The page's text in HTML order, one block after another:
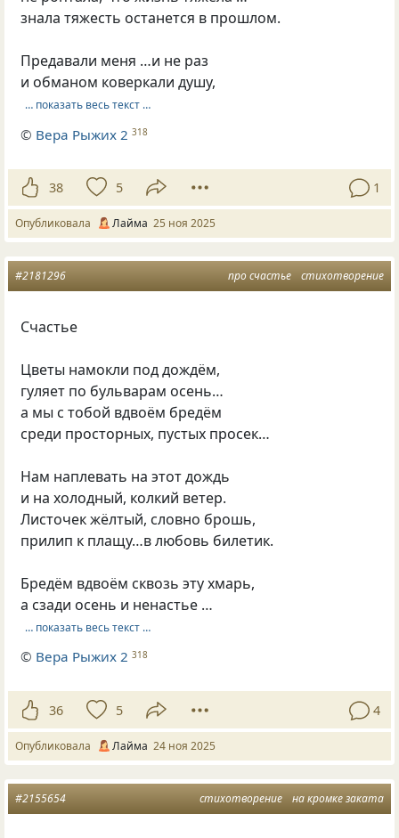
знала тяжесть останется в прошлом.
Предавали меня …и не раз
и обманом коверкали душу,
… показать весь текст …
© Вера Рыжих 2 318
38 5 1
Опубликовала Лайма 25 ноя 2025
про счастье стихотворение
#2181296
Счастье
Цветы намокли под дождём,
гуляет по бульварам осень…
а мы с тобой вдвоём бредём
среди просторных, пустых просек…
Нам наплевать на этот дождь
и на холодный, колкий ветер.
Листочек жёлтый, словно брошь,
прилип к плащу…в любовь билетик.
Бредём вдвоём сквозь эту хмарь,
а сзади осень и ненастье …
… показать весь текст …
© Вера Рыжих 2 318
36 5 4
Опубликовала Лайма 24 ноя 2025
стихотворение на кромке заката
#2155654